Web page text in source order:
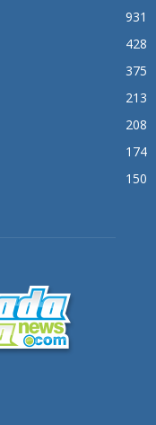
931
428
375
213
208
174
150